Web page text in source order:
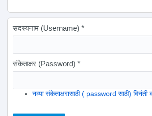
सदस्यनाम (Username) *
संकेताक्षर (Password) *
नव्या संकेताक्षरासाठी ( password साठी) विनंती